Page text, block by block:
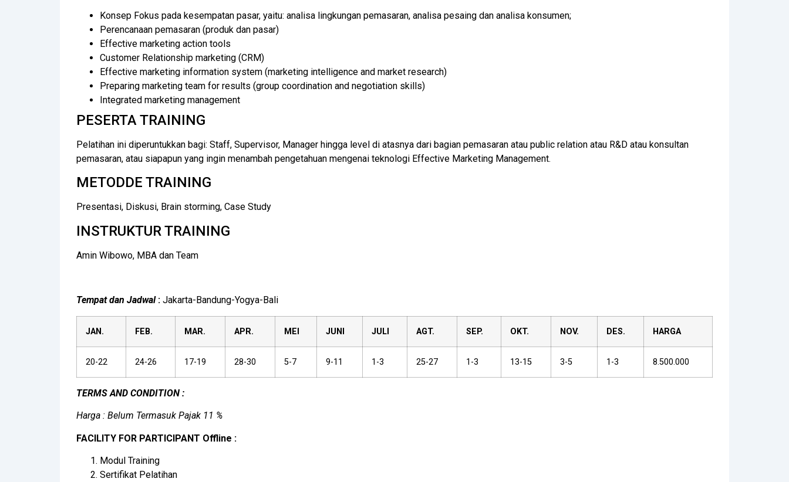
Konsep Fokus pada kesempatan pasar, yaitu: analisa lingkungan pemasaran, analisa pesaing dan analisa konsumen;
Perencanaan pemasaran (produk dan pasar)
Effective marketing action tools
Customer Relationship marketing (CRM)
Effective marketing information system (marketing intelligence and market research)
Preparing marketing team for results (group coordination and negotiation skills)
Integrated marketing management
PESERTA TRAINING
Pelatihan ini diperuntukkan bagi: Staff, Supervisor, Manager hingga level di atasnya dari bagian pemasaran atau public relation atau R&D atau konsultan
pemasaran, atau siapapun yang ingin menambah pengetahuan mengenai teknologi Effective Marketing Management.
METODDE TRAINING
Presentasi, Diskusi, Brain storming, Case Study
INSTRUKTUR TRAINING
Amin Wibowo, MBA dan Team
Tempat dan Jadwal: Jakarta-Bandung-Yogya-Bali
JAN. FEB. MAR. APR. MEI JUNI JULI AGT. SEP. OKT. NOV. DES. HARGA
20-22 24-26 17-19 28-30 5-7 9-11 1-3 25-27 1-3 13-15 3-5 1-3 8.500.000
TERMS AND CONDITION :
Harga : Belum Termasuk Pajak 11 %
FACILITY FOR PARTICIPANT Offline :
Modul Training
Sertifikat Pelatihan